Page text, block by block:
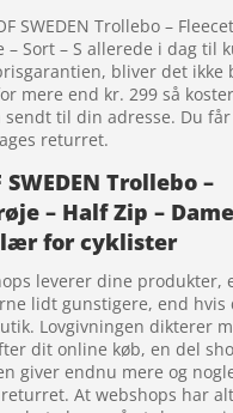
SWEDEN Trollebo –
– Sort – S allerede i dag til
bliver det ikke
mere end kr. 299 så
sendt til din adresse. Du
returret.
SWEDEN Trollebo –
– Half Zip – Dame
for cyklister
leverer dine produkter,
lidt gunstigere, end hvis
Lovgivningen dikterer
dit online køb, en del
giver endnu mere og
At webshops har